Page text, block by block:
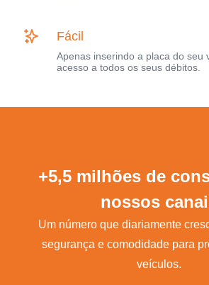
Fácil
Apenas inserindo a placa do seu
acesso a todos os seus débitos.
+5,5 milhões de
nossos
Um número que diariamente
segurança e comodidade para
veículos.